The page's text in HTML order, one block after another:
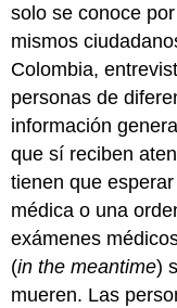
solo se conoce
mismos
Colombia,
personas de
información
que sí reciben
tienen que
médica o una
exámenes
(in the meantime)
mueren. Las